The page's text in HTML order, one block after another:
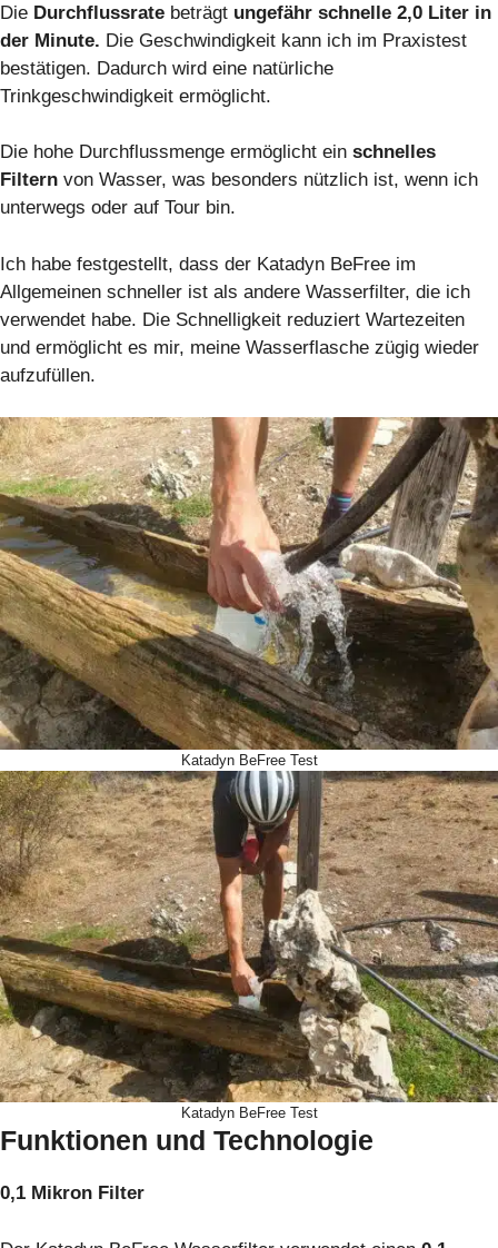
Die Durchflussrate beträgt ungefähr schnelle 2,0 Liter in
der Minute. Die Geschwindigkeit kann ich im Praxistest
bestätigen. Dadurch wird eine natürliche
Trinkgeschwindigkeit ermöglicht.
Die hohe Durchflussmenge ermöglicht ein schnelles
Filtern von Wasser, was besonders nützlich ist, wenn ich
unterwegs oder auf Tour bin.
Ich habe festgestellt, dass der Katadyn BeFree im
Allgemeinen schneller ist als andere Wasserfilter, die ich
verwendet habe. Die Schnelligkeit reduziert Wartezeiten
und ermöglicht es mir, meine Wasserflasche zügig wieder
aufzufüllen.
Katadyn BeFree Test
Katadyn BeFree Test
Funktionen und Technologie
0,1 Mikron Filter